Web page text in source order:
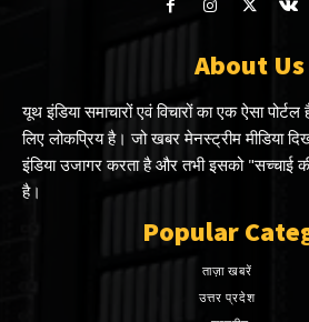
About Us
यूथ इंडिया समाचारों एवं विचारों का एक ऐसा
लिए लोकप्रिय है। जो खबर मेनस्ट्रीम मीडिया
इंडिया उजागर करता है और तभी इसको "सच्चाई
है।
Popular
ताज़ा खबरें
उत्तर प्रदेश